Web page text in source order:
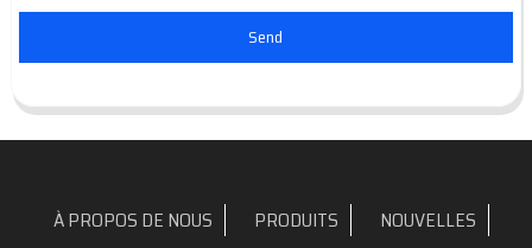
Send
À PROPOS DE NOUS PRODUITS
NOUVELLES